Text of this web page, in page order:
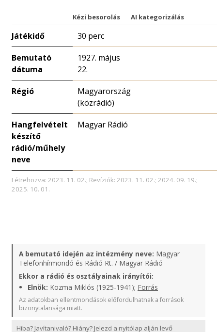
Kézi besorolás AI kategorizálás
Játékidő 30 perc
Bemutató
dátuma
1927. május
22.
Régió
Magyarország
(közrádió)
Hangfelvételt
készítő
rádió/műhely
neve
Magyar Rádió
Létrehozva: 2023. 11. 02.; Revíziók: 2023. 11. 02.; 2024. 09. 19.;
2025. 10. 01.
A bemutató idején az intézmény neve: Magyar
Telefonhírmondó és Rádió Rt. / Magyar Rádió
Ekkor a rádió és osztályainak irányítói:
Elnök: Kozma Miklós (1925-1941); Forrás
Az adatokban ellentmondások előfordulhatnak a források
bizonytalansága miatt.
Hiba? Javítanivaló? Hiány? Jelezd a nyitólap alján levő